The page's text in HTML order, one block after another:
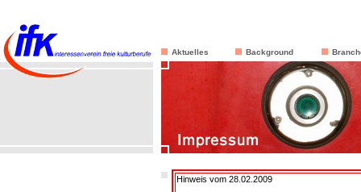
Aktuelles Background
Hinweis vom 28.02.2009